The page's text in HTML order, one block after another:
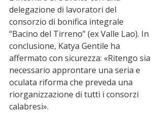
delegazione di lavoratori del
consorzio di bonifica integrale
“Bacino del Tirreno” (ex Valle Lao). In
conclusione, Katya Gentile ha
affermato con sicurezza: «Ritengo sia
necessario approntare una seria e
oculata riforma che preveda una
riorganizzazione di tutti i consorzi
calabresi».